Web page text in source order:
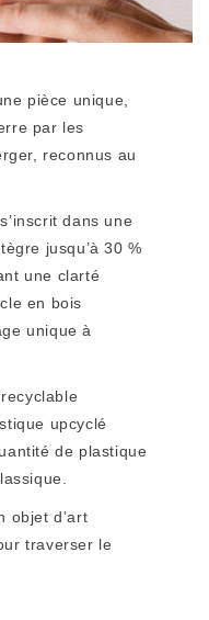
pièce unique,
par les
reconnus au
dans une
jusqu’à 30 %
une clarté
en bois
unique à
upcyclé
de plastique
objet d’art
traverser le